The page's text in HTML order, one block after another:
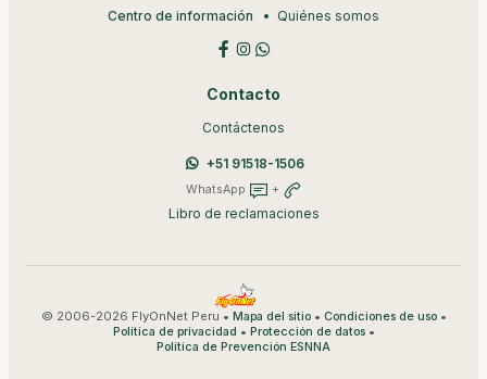
Centro de información Quiénes somos
Contacto
Contáctenos
+51 91518-1506
WhatsApp +
Libro de reclamaciones
© 2006-2026 FlyOnNet Peru • Mapa del sitio• Condiciones de uso•
Política de privacidad • Protección de datos•
Política de Prevención ESNNA